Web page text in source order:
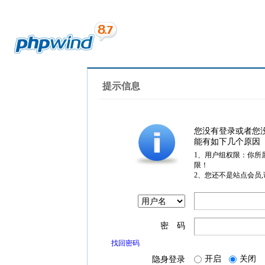
提示信息
您没有登录或者您
能有如下几个原因
1、用户组权限：你所
限！
2、您还不是站点会员
密 码
找回密码
隐身登录 开启 关闭